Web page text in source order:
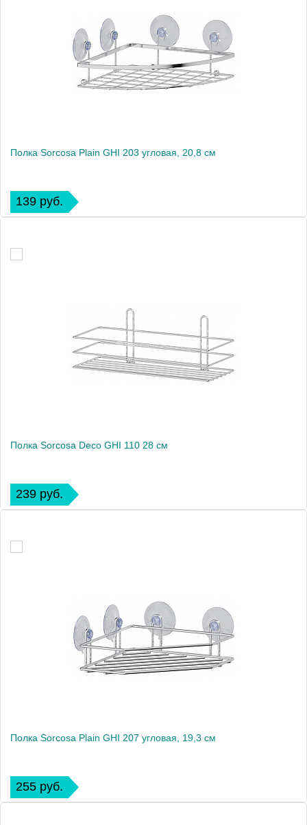
Полка Sorcosa Plain GHI 203 угловая, 20,8 см
139 руб.
Полка Sorcosa Deco GHI 110 28 см
239 руб.
Полка Sorcosa Plain GHI 207 угловая, 19,3 см
255 руб.